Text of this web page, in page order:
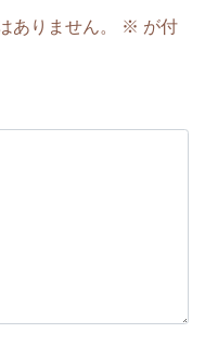
ありません。 ※ が付